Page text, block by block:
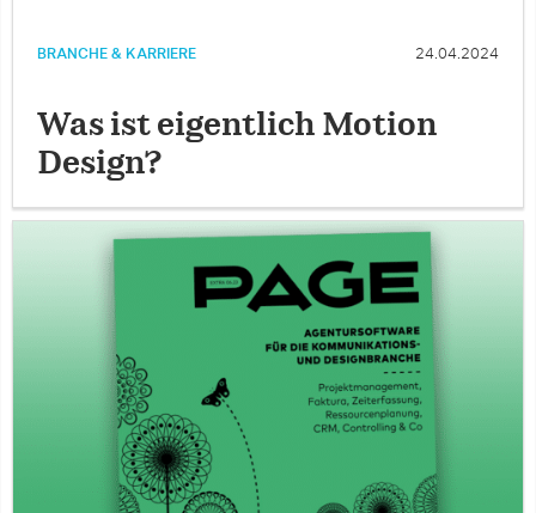
BRANCHE & KARRIERE 24.04.2024
Was ist eigentlich Motion
Design?